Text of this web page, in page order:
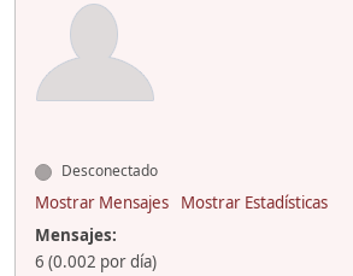
Desconectado
Mostrar Mensajes
Mostrar Estadísticas
Mensajes:
6 (0.002 por día)